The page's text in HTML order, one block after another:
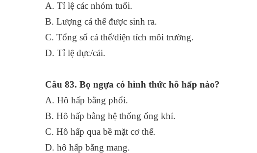
A. Tỉ lệ các nhóm tuổi.
B. Lượng cá thể được sinh ra.
C. Tổng số cá thể/diện tích môi trường.
D. Tỉ lệ đực/cái.
Câu 83. Bọ ngựa có hình thức hô hấp nào?
A. Hô hấp bằng phổi.
B. Hô hấp bằng hệ thống ống khí.
C. Hô hấp qua bề mặt cơ thể.
D. hô hấp bằng mang.